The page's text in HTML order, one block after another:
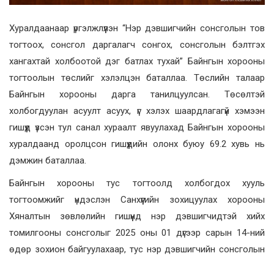
Хуралдаанаар үргэлжлүүлэн “Нэр дэвшигчийн сонсголын тов
тогтоох, сонсгол даргалагч сонгох, сонсголын бэлтгэх
хангахтай холбоотой дэг батлах тухай” Байнгын хорооны
тогтоолын төслийг хэлэлцэн баталлаа. Төслийн талаар
Байнгын хорооны дарга танилцуулсан. Төсөлтэй
холбогдуулан асуулт асуух, үг хэлэх шаардлагагүй хэмээн
гишүүд үзсэн тул санал хураалт явуулахад Байнгын хорооны
хуралдаанд оролцсон гишүүдийн олонх буюу 69.2 хувь нь
дэмжин баталлаа.
Байнгын хорооны тус тогтоолд холбогдох хууль
тогтоомжийг үндэслэн Санхүүгийн зохицуулах хорооны
Хяналтын зөвлөлийн гишүүнд нэр дэвшигчидтэй хийх
томилгооны сонсголыг 2025 оны 01 дүгээр сарын 14-ний
өдөр зохион байгуулахаар, тус нэр дэвшигчийн сонсголын